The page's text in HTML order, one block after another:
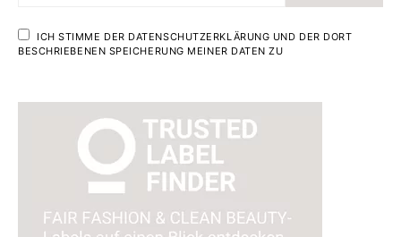
ICH STIMME DER DATENSCHUTZERKLÄRUNG UND DER DORT
BESCHRIEBENEN SPEICHERUNG MEINER DATEN ZU